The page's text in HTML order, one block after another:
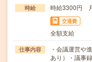
時給 時給3300円
交通費
全額支給
仕事内容
・会議運営や
あり）・議事